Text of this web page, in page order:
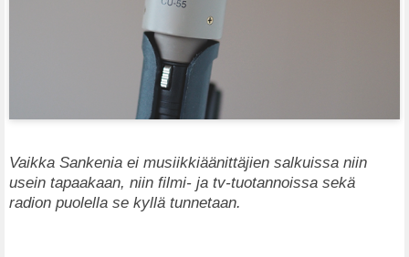
Vaikka Sankenia ei musiikkiäänittäjien salkuissa niin
usein tapaakaan, niin filmi- ja tv-tuotannoissa sekä
radion puolella se kyllä tunnetaan.